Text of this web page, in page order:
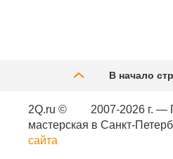
В начало
2Q.ru ©
2007-2026 г. —
мастерская в Санкт-
сайта